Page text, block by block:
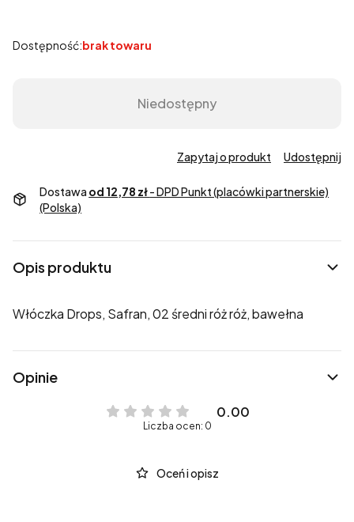
Dostępność:brak towaru
Niedostępny
Zapytaj o produkt Udostępnij
Dostawa od 12,78 zł- DPD Punkt (placówki partnerskie)
(Polska)
Opis produktu
Włóczka Drops, Safran, 02 średni róż róż, bawełna
Opinie
0.00
Liczba ocen: 0
Oceń i opisz